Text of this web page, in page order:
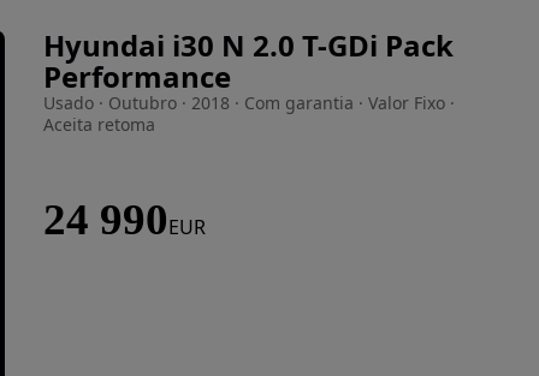
Hyundai i30 N 2.0 T-GDi Pack
Performance
Usado · Outubro · 2018 · Com garantia · Valor Fixo ·
Aceita retoma
24 990EUR